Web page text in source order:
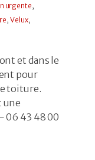
urgente,
,Velux,
et dans le
pour
toiture.
une
06 43 48 00